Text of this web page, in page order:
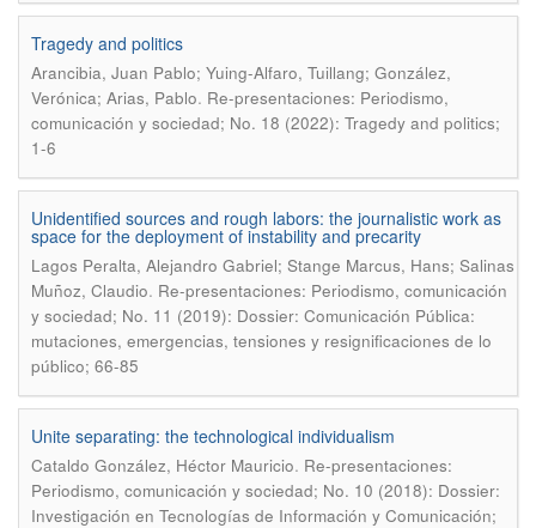
Tragedy and politics
Arancibia, Juan Pablo; Yuing-Alfaro, Tuillang; González,
Verónica; Arias, Pablo. Re-presentaciones: Periodismo,
comunicación y sociedad; No. 18 (2022): Tragedy and politics;
1-6
Unidentified sources and rough labors: the journalistic work as
space for the deployment of instability and precarity
Lagos Peralta, Alejandro Gabriel; Stange Marcus, Hans; Salinas
Muñoz, Claudio. Re-presentaciones: Periodismo, comunicación
y sociedad; No. 11 (2019): Dossier: Comunicación Pública:
mutaciones, emergencias, tensiones y resignificaciones de lo
público; 66-85
Unite separating: the technological individualism
Cataldo González, Héctor Mauricio. Re-presentaciones:
Periodismo, comunicación y sociedad; No. 10 (2018): Dossier:
Investigación en Tecnologías de Información y Comunicación;